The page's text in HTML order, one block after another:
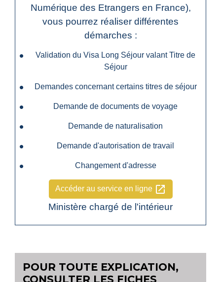
Numérique des Etrangers en France),
vous pourrez réaliser différentes
démarches :
Validation du Visa Long Séjour valant Titre de
Séjour
Demandes concernant certains titres de séjour
Demande de documents de voyage
Demande de naturalisation
Demande d'autorisation de travail
Changement d'adresse
Accéder au service en ligne open_in_new
Ministère chargé de l'intérieur
POUR TOUTE EXPLICATION,
CONSULTER LES FICHES